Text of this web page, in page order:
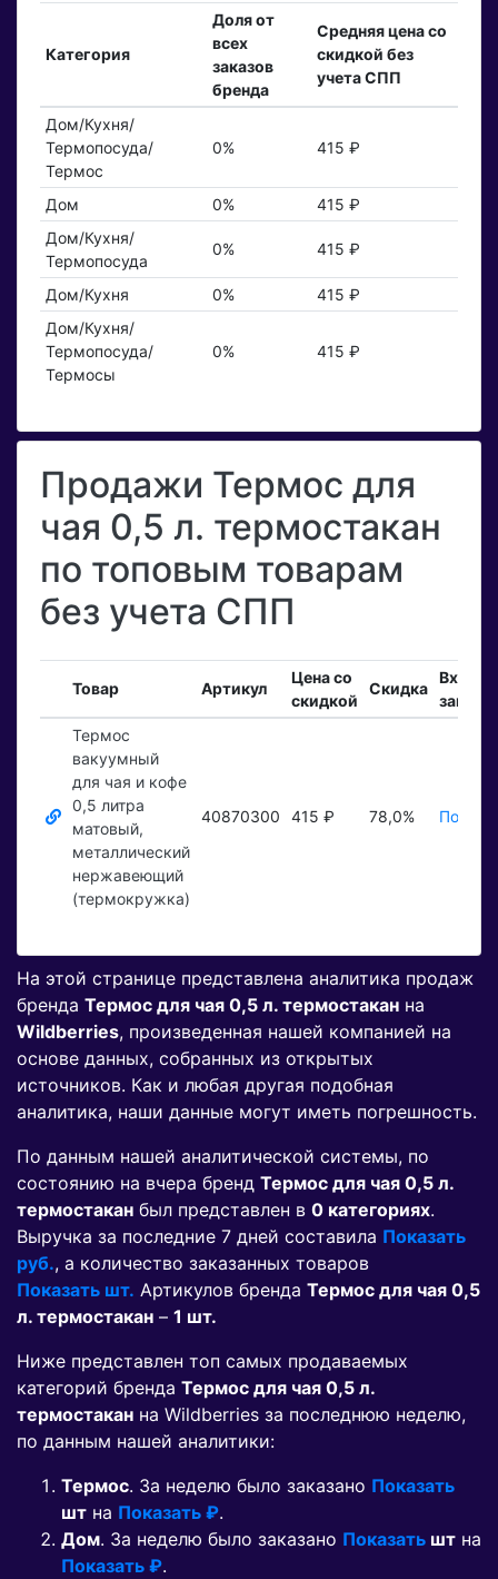
Категория
Доля от
всех
заказов
бренда
Средняя цена со
скидкой без
учета СПП
Дом/Кухня/
Термопосуда/
Термос
0% 415 ₽
Дом 0%
415 ₽
Дом/Кухня/
Термопосуда
0% 415 ₽
Дом/Кухня 0%
415 ₽
Дом/Кухня/
Термопосуда/
Термосы
0% 415 ₽
Продажи Термос для
чая 0,5 л. термостакан
по топовым товарам
без учета СПП
Товар Артикул
Цена со
скидкой
Скидка
заказы
Термос
вакуумный
для чая и кофе
0,5 литра
матовый,
металлический
нержавеющий
(термокружка)
40870300 415 ₽ 78,0%
На этой странице представлена аналитика продаж
бренда Термос для чая 0,5 л. термостакан на
Wildberries, произведенная нашей компанией на
основе данных, собранных из открытых
источников. Как и любая другая подобная
аналитика, наши данные могут иметь погрешность.
По данным нашей аналитической системы, по
состоянию на вчера бренд Термос для чая 0,5 л.
термостакан был представлен в 0 категориях.
Выручка за последние 7 дней составила Показать
руб., а количество заказанных товаров
Показать шт. Артикулов бренда Термос для чая 0,5
л. термостакан – 1 шт.
Ниже представлен топ самых продаваемых
категорий бренда Термос для чая 0,5 л.
термостакан на Wildberries за последнюю неделю,
по данным нашей аналитики:
Термос. За неделю было заказано Показать
шт на Показать ₽.
Дом. За неделю было заказано Показать шт на
Показать ₽.